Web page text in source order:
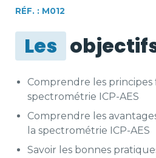
RÉF. : M012
Les
Comprendre les
spectrométrie ICP-AES
Comprendre les
la spectrométrie ICP-AES
Savoir les bonnes